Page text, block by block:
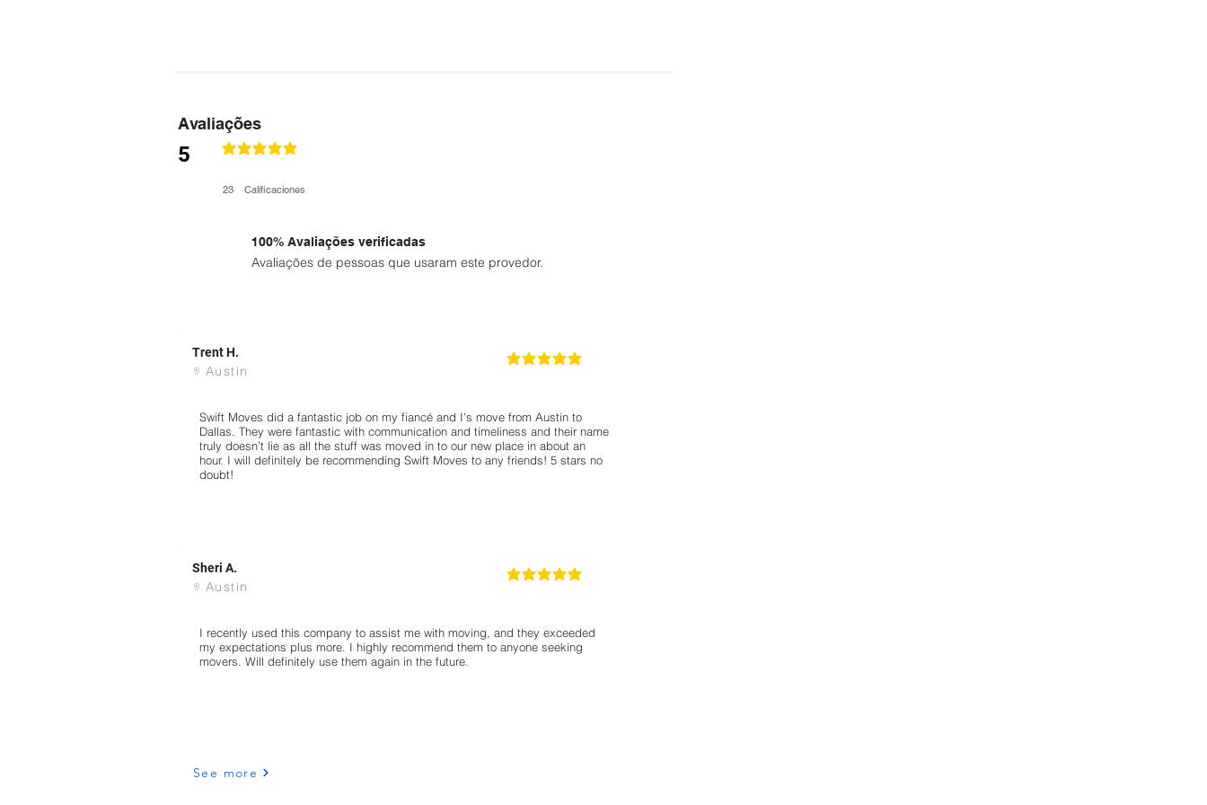
Avaliações
5 la calificación promedio es 4.9 de 5
23 Calificaciones
100% Avaliações verificadas
Avaliações de pessoas que usaram este provedor.
Trent H.
Austin la calificación promedio es 5 de 5
Swift Moves did a fantastic job on my fiancé and I’s move from Austin to
Dallas. They were fantastic with communication and timeliness and their name
truly doesn’t lie as all the stuff was moved in to our new place in about an
hour. I will definitely be recommending Swift Moves to any friends! 5 stars no
doubt!
Sheri A.
Austin la calificación promedio es 5 de 5
I recently used this company to assist me with moving, and they exceeded
my expectations plus more. I highly recommend them to anyone seeking
movers. Will definitely use them again in the future.
See more